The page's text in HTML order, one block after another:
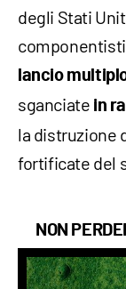
degli Stati
lancio
sganciate in
la distruzione
fortificate del
NON